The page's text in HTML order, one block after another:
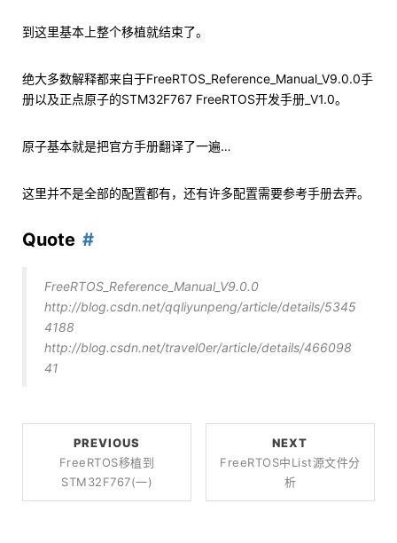
到这里基本上整个移植就结束了。
绝大多数解释都来自于FreeRTOS_Reference_Manual_V9.0.0手
册以及正点原子的STM32F767 FreeRTOS开发手册_V1.0。
原子基本就是把官方手册翻译了一遍…
这里并不是全部的配置都有，还有许多配置需要参考手册去弄。
Quote
FreeRTOS_Reference_Manual_V9.0.0
http://blog.csdn.net/qqliyunpeng/article/details/5345
4188
http://blog.csdn.net/travel0er/article/details/466098
41
PREVIOUS
FreeRTOS移植到
STM32F767(一)
NEXT
FreeRTOS中list源文件分
析